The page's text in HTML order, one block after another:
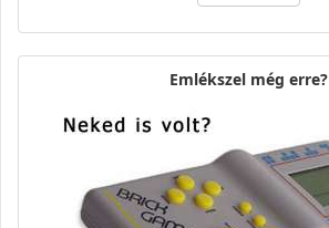
Emlékszel még erre?